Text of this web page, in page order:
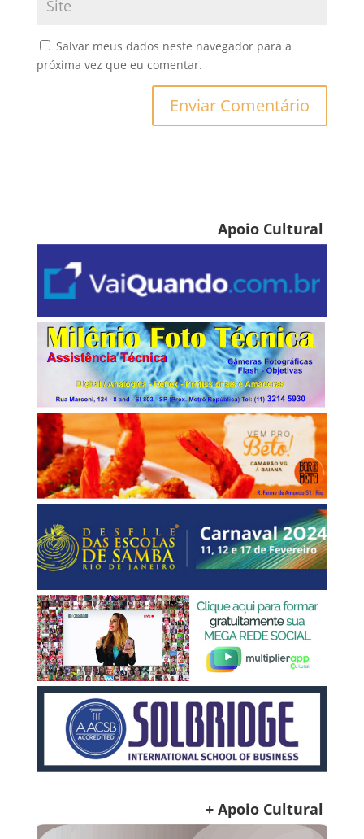
Salvar meus dados neste navegador para a
próxima vez que eu comentar.
Apoio Cultural
+ Apoio Cultural